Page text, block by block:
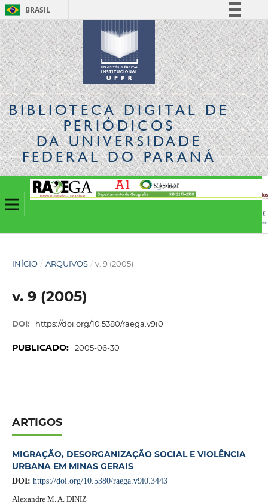
BRASIL
Simplifique!
Comunica BR
Participe
Acesso à informação
Legislação
Canais
BIBLIOTECA DIGITALDE
PERIÓDICOS
DA UNIVERSIDADE
FEDERAL DO PARANÁ
INÍCIO / ARQUIVOS / v. 9 (2005)
v. 9 (2005)
DOI: https://doi.org/10.5380/raega.v9i0
PUBLICADO: 2005-06-30
ARTIGOS
MIGRAÇÃO, DESORGANIZAÇÃO SOCIAL E VIOLÊNCIA
URBANA EM MINAS GERAIS
DOI: https://doi.org/10.5380/raega.v9i0.3443
Alexandre M. A. DINIZ